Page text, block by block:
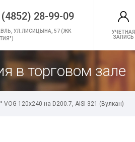
(4852) 28-99-09
УЛ.ЛИСИЦЫНА, 57 (ЖК
УЧЕТНАЯ
ЗАПИСЬ
в торговом зале
VOG 120х240 на D200.7, AISI 321 (Вулкан)